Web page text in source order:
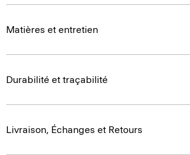
Matières et entretien
Durabilité et traçabilité
Livraison, Échanges et Retours